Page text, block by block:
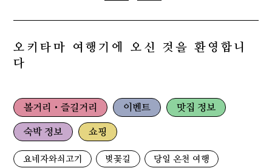
오키타마 여행기에 오신 것을 환영합니
다
볼거리・즐길거리 이벤트 맛집 정보
숙박 정보 쇼핑
요네자와쇠고기 벚꽃길 당일 온천 여행